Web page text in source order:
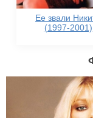
Ее звали
(1997-2001)